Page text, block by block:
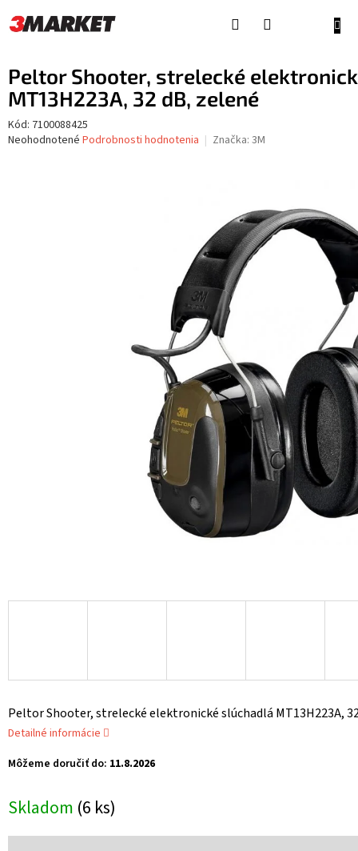
na
obsah
Peltor Shooter, strelecké
MT13H223A, 32 dB, zelené
Kód: 7100088425
Priemerné
Neohodnotené Podrobnosti hodnotenia Značka: 3M
Skladom (6 ks)
Môžeme doručiť do: 11.8.2026
Peltor Shooter, strelecké elektronické slúchadlá MT13H223A,
Detailné informácie